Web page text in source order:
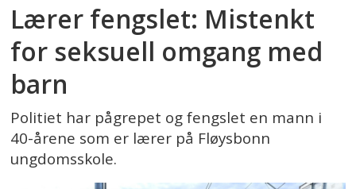
Lærer fengslet: Mistenkt
for seksuell omgang med
barn
Politiet har pågrepet og fengslet en mann i
40-årene som er lærer på Fløysbonn
ungdomsskole.